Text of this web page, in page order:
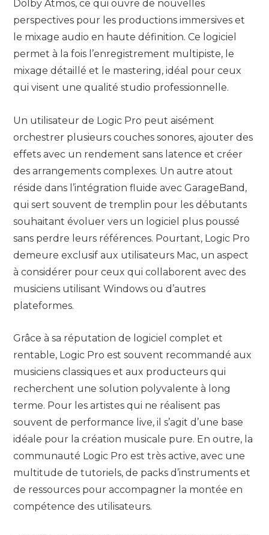
Dolby Atmos, ce qui ouvre de nouvelles
perspectives pour les productions immersives et
le mixage audio en haute définition. Ce logiciel
permet à la fois l’enregistrement multipiste, le
mixage détaillé et le mastering, idéal pour ceux
qui visent une qualité studio professionnelle.
Un utilisateur de Logic Pro peut aisément
orchestrer plusieurs couches sonores, ajouter des
effets avec un rendement sans latence et créer
des arrangements complexes. Un autre atout
réside dans l’intégration fluide avec GarageBand,
qui sert souvent de tremplin pour les débutants
souhaitant évoluer vers un logiciel plus poussé
sans perdre leurs références. Pourtant, Logic Pro
demeure exclusif aux utilisateurs Mac, un aspect
à considérer pour ceux qui collaborent avec des
musiciens utilisant Windows ou d’autres
plateformes.
Grâce à sa réputation de logiciel complet et
rentable, Logic Pro est souvent recommandé aux
musiciens classiques et aux producteurs qui
recherchent une solution polyvalente à long
terme. Pour les artistes qui ne réalisent pas
souvent de performance live, il s’agit d’une base
idéale pour la création musicale pure. En outre, la
communauté Logic Pro est très active, avec une
multitude de tutoriels, de packs d’instruments et
de ressources pour accompagner la montée en
compétence des utilisateurs.